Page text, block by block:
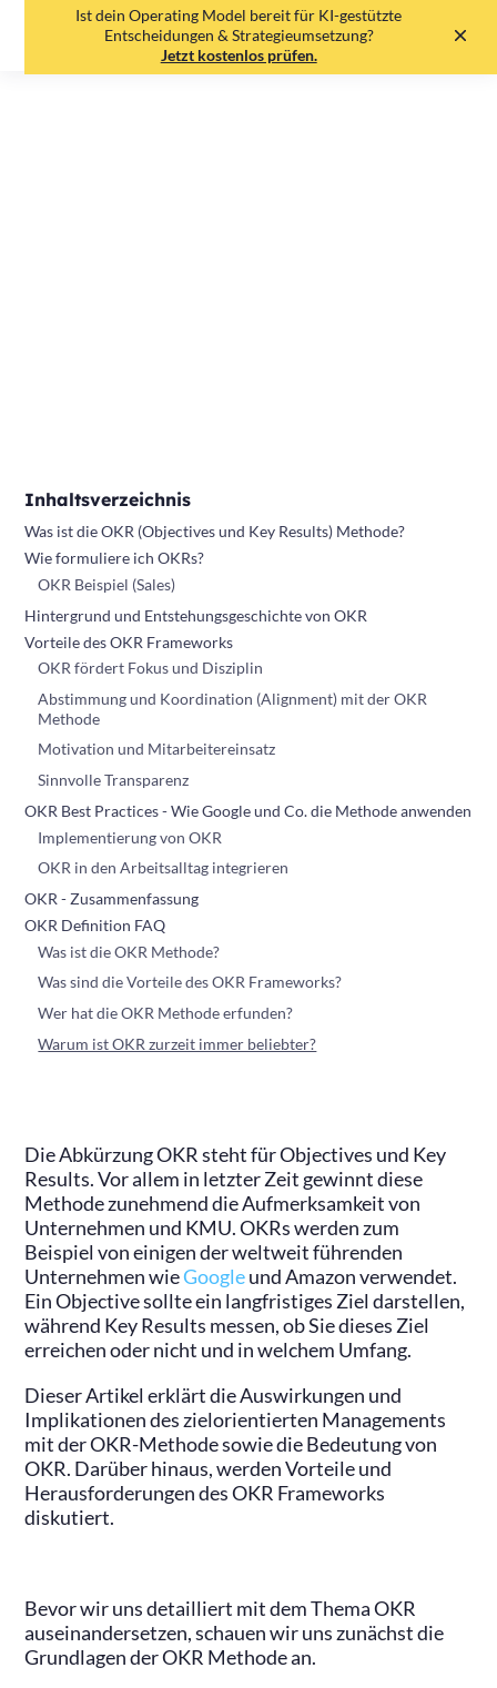
Ist dein Operating Model bereit für KI-gestützte
Entscheidungen & Strategieumsetzung?
Jetzt kostenlos prüfen.
Die Abkürzung OKR steht für Objectives und Key
Results. Vor allem in letzter Zeit gewinnt diese
Methode zunehmend die Aufmerksamkeit von
Unternehmen und KMU. OKRs werden zum
Beispiel von einigen der weltweit führenden
Unternehmen wieGoogleund Amazon verwendet.
Ein Objective sollte ein langfristiges Ziel darstellen,
während Key Results messen, ob Sie dieses Ziel
erreichen oder nicht und in welchem Umfang.
Dieser Artikel erklärt die Auswirkungen und
Implikationen des zielorientierten Managements
mit der OKR-Methode sowie die Bedeutung von
OKR. Darüber hinaus, werden Vorteile und
Herausforderungen des OKR Frameworks
diskutiert.
Bevor wir uns detailliert mit dem Thema OKR
auseinandersetzen, schauen wir uns zunächst die
Grundlagen der OKR Methode an.
Inhaltsverzeichnis
Was ist die OKR (Objectives und Key Results) Methode?
Wie formuliere ich OKRs?
OKR Beispiel (Sales)
Hintergrund und Entstehungsgeschichte von OKR
Vorteile des OKR Frameworks
OKR fördert Fokus und Disziplin
Abstimmung und Koordination (Alignment) mit der OKR
Methode
‍Motivation und Mitarbeitereinsatz
‍Sinnvolle Transparenz
OKR Best Practices - Wie Google und Co. die Methode anwenden
Implementierung von OKR
OKR in den Arbeitsalltag integrieren
OKR - Zusammenfassung
OKR Definition FAQ
Was ist die OKR Methode?
Was sind die Vorteile des OKR Frameworks?
Wer hat die OKR Methode erfunden?
Warum ist OKR zurzeit immer beliebter?